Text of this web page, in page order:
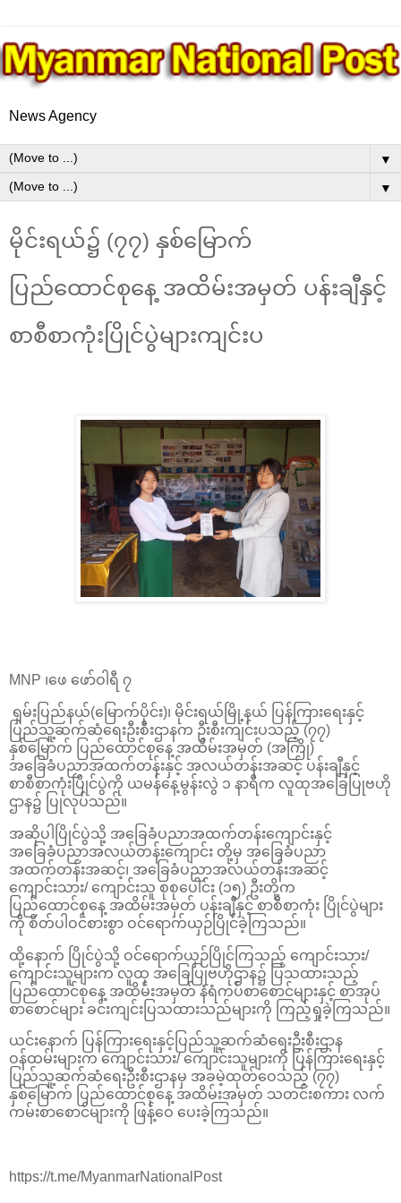
News Agency
▼
▼
မိုင်းရယ်၌ (၇၇) နှစ်မြောက်
ပြည်ထောင်စုနေ့ အထိမ်းအမှတ် ပန်းချီနှင့်
စာစီစာကုံးပြိုင်ပွဲများကျင်းပ
MNP ၊ဖေ ဖော်ဝါရီ ၇
ရှမ်းပြည်နယ်(မြောက်ပိုင်း)၊ မိုင်းရယ်မြို့နယ် ပြန်ကြားရေးနှင့်
ပြည်သူ့ဆက်ဆံရေးဦးစီးဌာနက ဦးစီးကျင်းပသည့် (၇၇)
နှစ်မြောက် ပြည်ထောင်စုနေ့ အထိမ်းအမှတ် (အကြို)
အခြေခံပညာအထက်တန်းနှင့် အလယ်တန်းအဆင့် ပန်းချီနှင့်
စာစီစာကုံးပြိုင်ပွဲကို ယမန်နေ့မွန်းလွဲ ၁ နာရီက လူထုအခြေပြုဗဟို
ဌာန၌ ပြုလုပ်သည်။
အဆိုပါပြိုင်ပွဲသို့ အခြေခံပညာအထက်တန်းကျောင်းနှင့်
အခြေခံပညာအလယ်တန်းကျောင်း တို့မှ အခြေခံပညာ
အထက်တန်းအဆင့်၊ အခြေခံပညာအလယ်တန်းအဆင့်
ကျောင်းသား/ ကျောင်းသူ စုစုပေါင်း (၁၅) ဦးတို့က
ပြည်ထောင်စုနေ့ အထိမ်းအမှတ် ပန်းချီနှင့် စာစီစာကုံး ပြိုင်ပွဲများ
ကို စိတ်ပါဝင်စားစွာ ဝင်ရောက်ယှဉ်ပြိုင်ခဲ့ကြသည်။
ထို့နောက် ပြိုင်ပွဲသို့ ဝင်ရောက်ယှဉ်ပြိုင်ကြသည့် ကျောင်းသား/
ကျောင်းသူများက လူထု အခြေပြုဗဟိုဌာန၌ ပြသထားသည့်
ပြည်ထောင်စုနေ့ အထိမ်းအမှတ် နံရံကပ်စာစောင်များနှင့် စာအုပ်
စာစောင်များ ခင်းကျင်းပြသထားသည်များကို ကြည့်ရှုခဲ့ကြသည်။
ယင်းနောက် ပြန်ကြားရေးနှင့်ပြည်သူ့ဆက်ဆံရေးဦးစီးဌာန
ဝန်ထမ်းများက ကျောင်းသား/ ကျောင်းသူများကို ပြန်ကြားရေးနှင့်
ပြည်သူ့ဆက်ဆံရေးဦးစီးဌာနမှ အခမဲ့ထုတ်ဝေသည့် (၇၇)
နှစ်မြောက် ပြည်ထောင်စုနေ့ အထိမ်းအမှတ် သတင်းစကား လက်
ကမ်းစာစောင်များကို ဖြန့်ဝေ ပေးခဲ့ကြသည်။
https://t.me/MyanmarNationalPost